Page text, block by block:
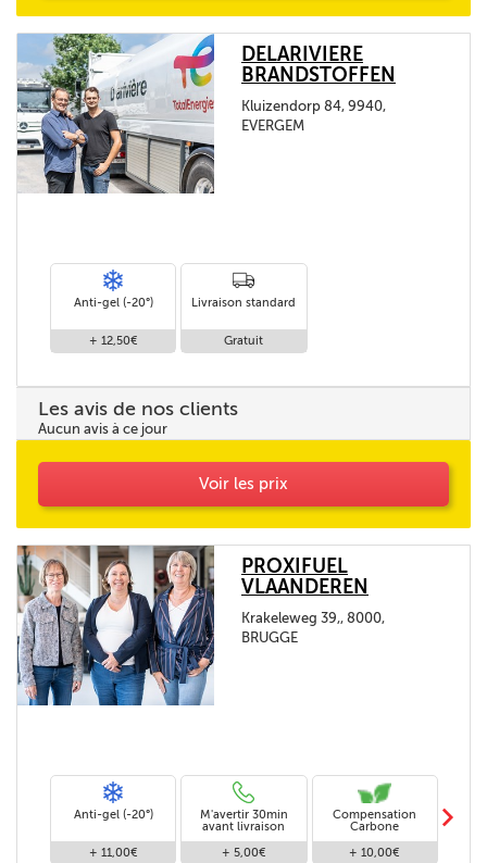
DELARIVIERE
BRANDSTOFFEN
Kluizendorp 84, 9940,
EVERGEM
Anti-gel (-20°)
+ 12,50€
Livraison standard
Gratuit
Les avis de nos clients
Aucun avis à ce jour
Voir les prix
PROXIFUEL
VLAANDEREN
Krakeleweg 39,, 8000,
BRUGGE
Anti-gel (-20°)
+ 11,00€
M'avertir 30min
avant livraison
+ 5,00€
Compensation
Carbone
+ 10,00€
m